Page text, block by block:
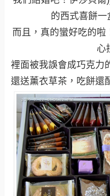
的西式喜餅
而且，真的蠻好吃的啦
心
裡面被我誤會成巧克力
還送薰衣草茶，吃餅還